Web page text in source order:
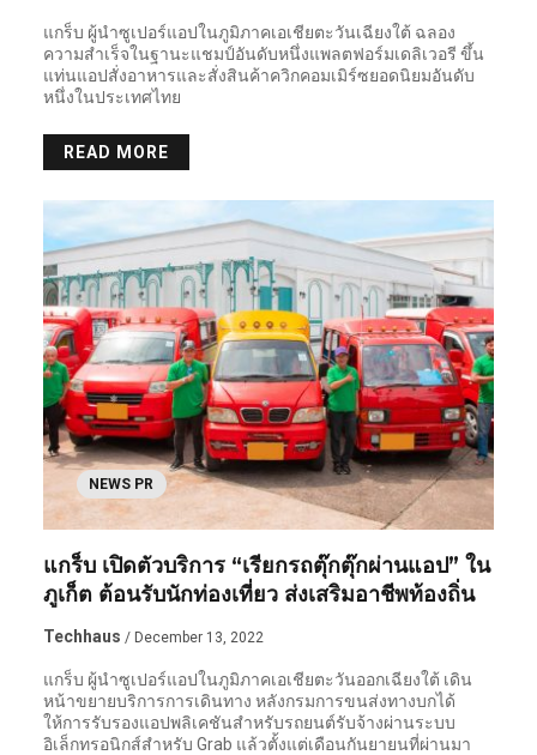
แกร็บ ผู้นำซูเปอร์แอปในภูมิภาคเอเชียตะวันเฉียงใต้ ฉลอง
ความสำเร็จในฐานะแชมป์อันดับหนึ่งแพลตฟอร์มเดลิเวอรี ขึ้น
แท่นแอปสั่งอาหารและสั่งสินค้าควิกคอมเมิร์ซยอดนิยมอันดับ
หนึ่งในประเทศไทย
READ MORE
NEWS PR
แกร็บ เปิดตัวบริการ “เรียกรถตุ๊กตุ๊กผ่านแอป” ใน
ภูเก็ต ต้อนรับนักท่องเที่ยว ส่งเสริมอาชีพท้องถิ่น
Techhaus / December 13, 2022
แกร็บ ผู้นำซูเปอร์แอปในภูมิภาคเอเชียตะวันออกเฉียงใต้ เดิน
หน้าขยายบริการการเดินทาง หลังกรมการขนส่งทางบกได้
ให้การรับรองแอปพลิเคชันสำหรับรถยนต์รับจ้างผ่านระบบ
อิเล็กทรอนิกส์สำหรับ Grab แล้วตั้งแต่เดือนกันยายนที่ผ่านมา